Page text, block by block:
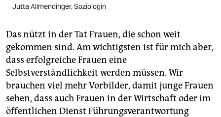
Jutta Allmendinger, Soziologin
Das nützt in der Tat Frauen, die schon weit
gekommen sind. Am wichtigsten ist für mich aber,
dass erfolgreiche Frauen eine
Selbstverständlichkeit werden müssen. Wir
brauchen viel mehr Vorbilder, damit junge Frauen
sehen, dass auch Frauen in der Wirtschaft oder im
öffentlichen Dienst Führungsverantwortung